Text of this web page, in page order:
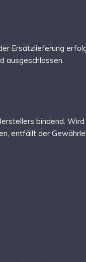
Ersatzlieferung
ausgeschlossen.
bindend.
entfällt der